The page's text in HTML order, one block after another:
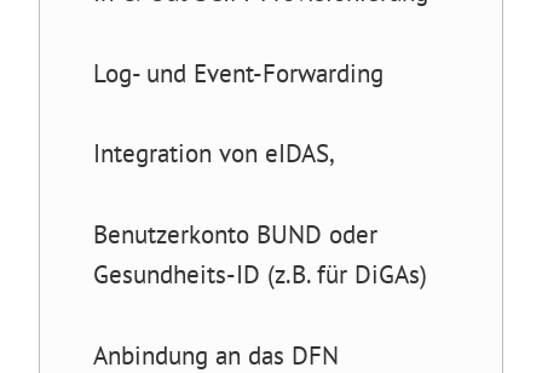
Log- und Event-Forwarding
Integration von eIDAS,
Benutzerkonto BUND oder
Gesundheits-ID (z.B. für DiGAs)
Anbindung an das DFN